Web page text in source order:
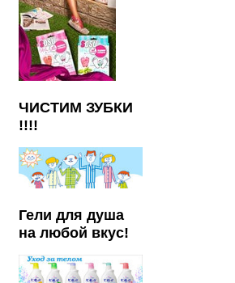
ЧИСТИМ ЗУБКИ
!!!!
Гели для душа
на любой вкус!